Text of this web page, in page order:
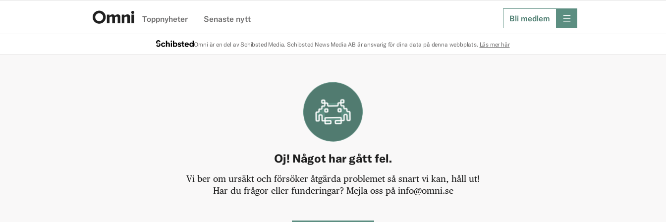
Toppnyheter Senaste nytt Bli medlem meny
Omni är en del av Schibsted Media. Schibsted News Media AB är ansvarig för dina data på denna webbplats. Läs mer här
Oj! Något har gått fel.
Vi ber om ursäkt och försöker åtgärda problemet så snart vi kan, håll ut!
Har du frågor eller funderingar? Mejla oss på info@omni.se